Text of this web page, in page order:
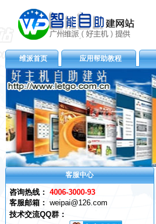
维派首页 应用帮助教程
客服中心
咨询热线： 4006-3000-93
客服邮箱： weipai@126.com
技术交流QQ群：